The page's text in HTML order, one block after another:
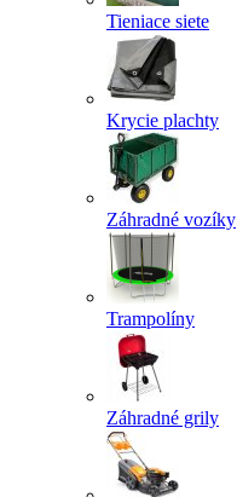
Tieniace siete
Krycie plachty
Záhradné vozíky
Trampolíny
Záhradné grily